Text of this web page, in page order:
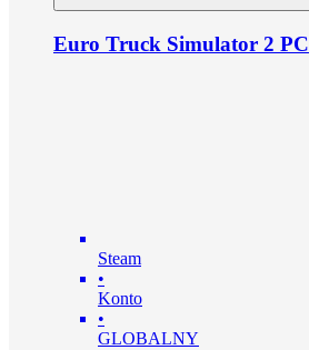
Euro Truck Simulator 2 PC
Steam
•
Konto
•
GLOBALNY